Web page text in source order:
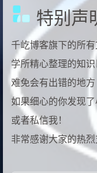
特别声
千屹博客旗下的所
学所精心整理的知
难免会有出错的地方
如果细心的你发现了
或者私信我！
非常感谢大家的热烈